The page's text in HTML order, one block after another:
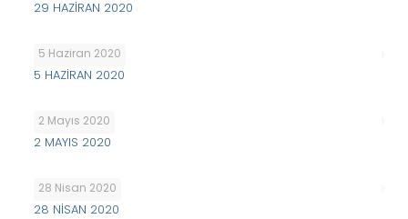
29 HAZİRAN 2020
5 Haziran 2020
5 HAZİRAN 2020
2 Mayıs 2020
2 MAYIS 2020
28 Nisan 2020
28 NİSAN 2020